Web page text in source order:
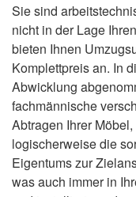
Sie sind
nicht in der Lage
bieten Ihnen
Komplettpreis an. In
Abwicklung
fachmännische
Abtragen Ihrer
logischerweise die
Eigentums zur
was auch immer in